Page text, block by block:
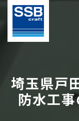
埼玉県戸
防水工